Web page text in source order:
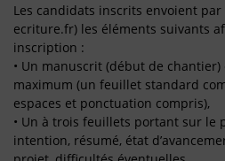
Les candidats inscrits envoient
ecriture.fr) les éléments suivants
inscription :
• Un manuscrit (début de
maximum (un feuillet standard
espaces et ponctuation compris),
• Un à trois feuillets portant sur le
intention, résumé, état